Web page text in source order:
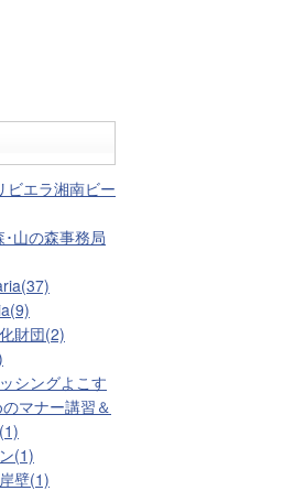
ビエラ湘南ビー
山の森事務局
財団(2)
シングよこす
マナー講習＆
(1)
壁(1)